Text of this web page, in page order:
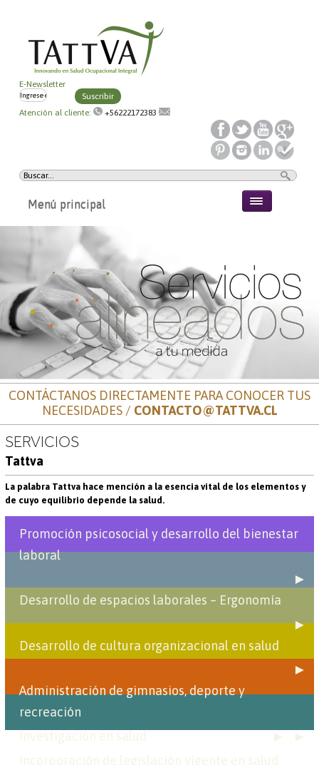
E-Newsletter
Suscribir
Atención al cliente:
+56222172383
Menú principal
CONTÁCTANOS DIRECTAMENTE PARA CONOCER TUS
NECESIDADES / CONTACTO@TATTVA.CL
SERVICIOS
Tattva
La palabra Tattva hace mención a la esencia vital de los elementos y
de cuyo equilibrio depende la salud.
Promoción psicosocial y desarrollo del bienestar
laboral
►
Desarrollo de espacios laborales – Ergonomía
►
Desarrollo de cultura organizacional en salud
►
Administración de gimnasios, deporte y
recreación
►
Investigación en salud ►
Incorporación de legislación vigente en salud